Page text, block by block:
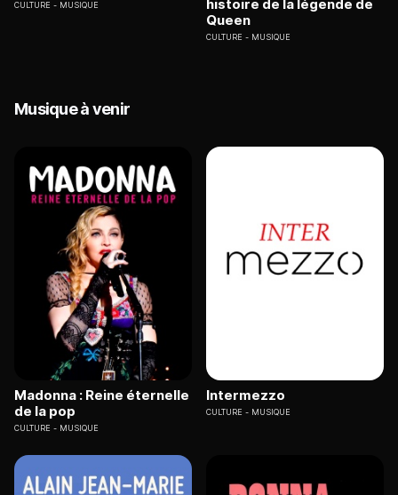
CULTURE MUSIQUE
histoire de la légende de
Queen
CULTURE MUSIQUE
Musique à venir
Madonna : Reine éternelle
de la pop
CULTURE MUSIQUE
Intermezzo
CULTURE MUSIQUE